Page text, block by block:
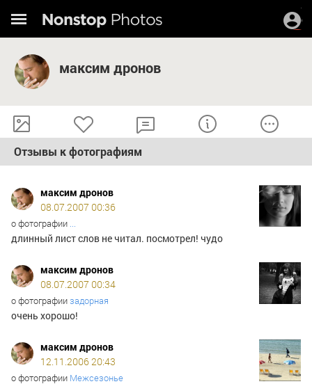
максим дронов
Отзывы к фотографиям
максим дронов
08.07.2007 00:36
о фотографии
длинный лист слов не читал. посмотрел! чудо
максим дронов
08.07.2007 00:34
о фотографиизадорная
очень хорошо!
максим дронов
12.11.2006 20:43
о фотографии Межсезонье